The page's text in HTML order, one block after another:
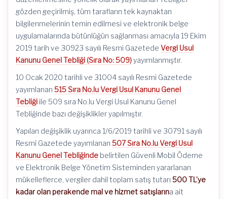
gözden geçirilmiş, tüm tarafların tek kaynaktan
bilgilenmelerinin temin edilmesi ve elektronik belge
uygulamalarında bütünlüğün sağlanması amacıyla 19 Ekim
2019 tarih ve 30923 sayılı Resmi Gazetede Vergi Usul
Kanunu Genel Tebliği (Sıra No: 509)yayımlanmıştır.
10 Ocak 2020 tarihli ve 31004 sayılı Resmi Gazetede
yayımlanan 515 Sıra No.lu Vergi Usul Kanunu Genel
Tebliği ile 509 sıra No.lu Vergi Usul Kanunu Genel
Tebliğinde bazı değişiklikler yapılmıştır.
Yapılan değişiklik uyarınca 1/6/2019 tarihli ve 30791 sayılı
Resmî Gazetede yayımlanan 507 Sıra No.lu Vergi Usul
Kanunu Genel Tebliğinde belirtilen Güvenli Mobil Ödeme
ve Elektronik Belge Yönetim Sisteminden yararlanan
mükelleflerce, vergiler dahil toplam satış tutarı 500 TL’ye
kadar olan perakende mal ve hizmet satışlarına ait